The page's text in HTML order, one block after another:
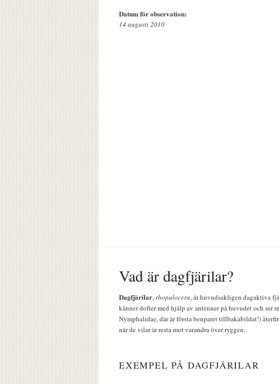
Datum för observation:
14 augusti 2010
Vad är dagfjärilar?
Dagfjärilar,rhopalocera, är huvudsakligen dagaktiva
känner dofter med hjälp av antenner på huvudet och ser
Nymphalidae, där är första benparet tillbakabildat!)
när de vilar är resta mot varandra över ryggen.
EXEMPEL PÅ DAGFJÄRILAR